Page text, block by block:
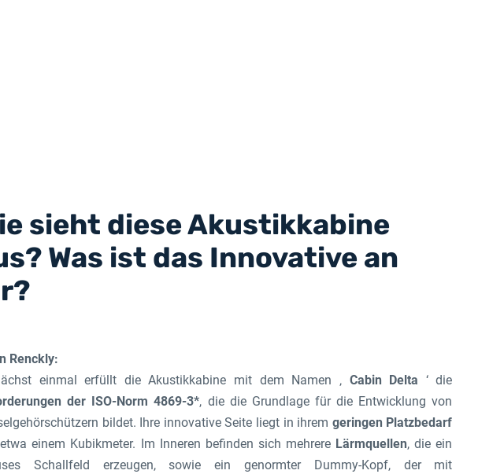
sieht diese Akustikkabine
Was ist das Innovative an
Renckly:
einmal erfüllt die Akustikkabine mit dem Namen ‚ Cabin Delta ‘ die
der ISO-Norm 4869-3*, die die Grundlage für die Entwicklung von
bildet. Ihre innovative Seite liegt in ihrem geringen Platzbedarf
einem Kubikmeter. Im Inneren befinden sich mehrere Lärmquellen, die ein
Schallfeld erzeugen, sowie ein genormter Dummy-Kopf, der mit